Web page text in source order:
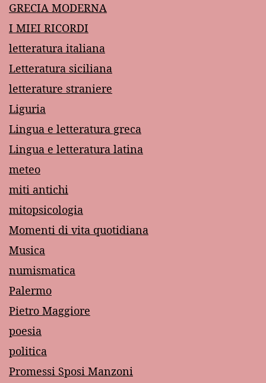
GRECIA MODERNA
I MIEI RICORDI
letteratura italiana
Letteratura siciliana
letterature straniere
Liguria
Lingua e letteratura greca
Lingua e letteratura latina
meteo
miti antichi
mitopsicologia
Momenti di vita quotidiana
Musica
numismatica
Palermo
Pietro Maggiore
poesia
politica
Promessi Sposi Manzoni